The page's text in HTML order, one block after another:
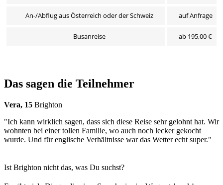
An-/Abflug aus Österreich oder der Schweiz auf Anfrage
Busanreise ab 195,00 €
Das sagen die Teilnehmer
Vera, 15 Brighton
"Ich kann wirklich sagen, dass sich diese Reise sehr gelohnt hat. Wir
wohnten bei einer tollen Familie, wo auch noch lecker gekocht
wurde. Und für englische Verhältnisse war das Wetter echt super."
Ist Brighton nicht das, was Du suchst?